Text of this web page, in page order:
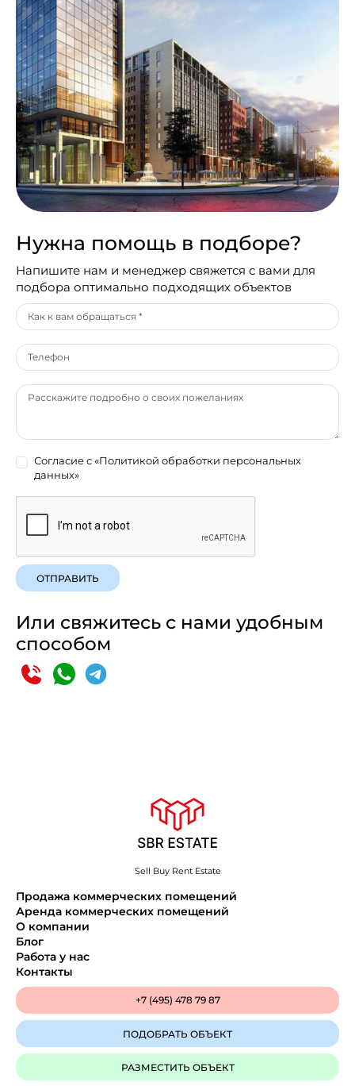
Нужна помощь в подборе?
Напишите нам и менеджер свяжется с вами для
подбора оптимально подходящих объектов
Согласие с«Политикой обработки персональных
данных»
ОТПРАВИТЬ
Или свяжитесь с нами удобным
способом
Sell Buy Rent Estate
Продажа коммерческих помещений
Аренда коммерческих помещений
О компании
Блог
Работа у нас
Контакты
+7 (495) 478 79 87
ПОДОБРАТЬ ОБЪЕКТ
РАЗМЕСТИТЬ ОБЪЕКТ